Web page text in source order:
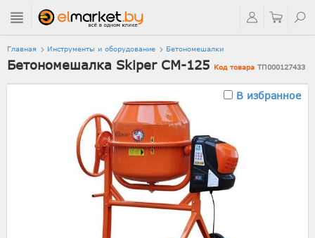
Главная Инструменты и оборудование Бетономешалки
Бетономешалка Skiper СМ-125 Код товара ТП000127433
В избранное